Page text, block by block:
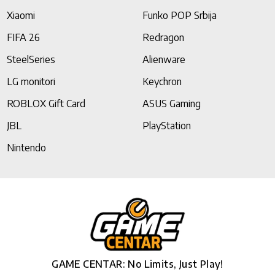
Xiaomi
Funko POP Srbija
FIFA 26
Redragon
SteelSeries
Alienware
LG monitori
Keychron
ROBLOX Gift Card
ASUS Gaming
JBL
PlayStation
Nintendo
GAME CENTAR: No Limits, Just Play!